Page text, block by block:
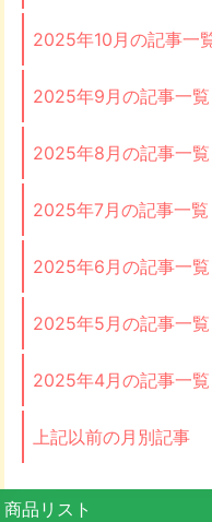
2025年10月の記事一
2025年9月の記事一覧
2025年8月の記事一覧
2025年7月の記事一覧
2025年6月の記事一覧
2025年5月の記事一覧
2025年4月の記事一覧
上記以前の月別記事
商品リスト